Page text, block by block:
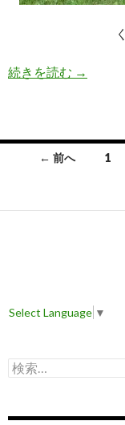
続きを読む 香りた
→
稿
シ
ョ
ン
← 前へ 1
Select Language ▼
検
索